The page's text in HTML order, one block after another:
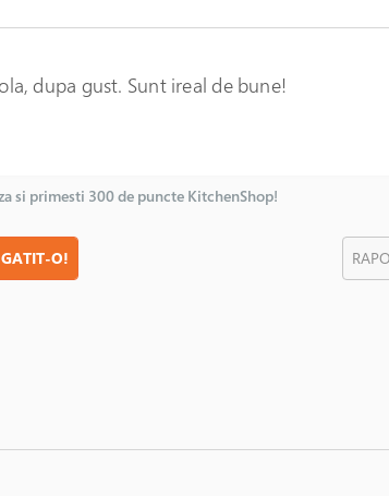
dupa gust. Sunt ireal de bune!
si primesti 300 de puncte KitchenShop!
O!